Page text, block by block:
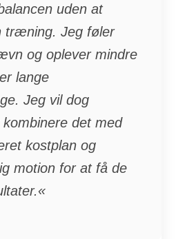
uden at
træning. Jeg føler
og oplever mindre
lange
Jeg vil dog
det med
kostplan og
motion for at få de